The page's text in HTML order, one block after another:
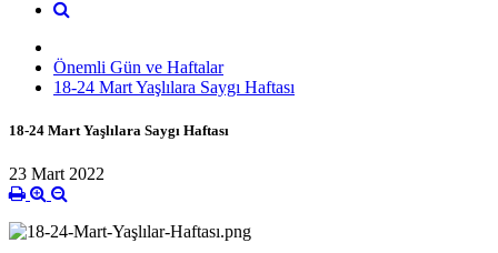
Önemli Gün ve Haftalar
18-24 Mart Yaşlılara Saygı Haftası
18-24 Mart Yaşlılara Saygı Haftası
23 Mart 2022